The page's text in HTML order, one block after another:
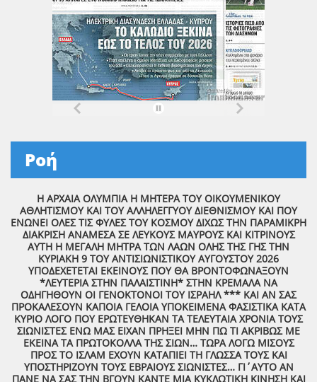
Ροή
Η ΑΡΧΑΙΑ ΟΛΥΜΠΙΑ Η ΜΗΤΕΡΑ ΤΟΥ ΟΙΚΟΥΜΕΝΙΚΟΥ
ΑΘΛΗΤΙΣΜΟΥ ΚΑΙ ΤΟΥ ΑΛΛΗΛΕΓΓΥΟΥ ΔΙΕΘΝΙΣΜΟΥ ΚΑΙ ΠΟΥ
ΕΝΩΝΕΙ ΟΛΕΣ ΤΙΣ ΦΥΛΕΣ ΤΟΥ ΚΟΣΜΟΥ ΔΙΧΩΣ ΤΗΝ ΠΑΡΑΜΙΚΡΗ
ΔΙΑΚΡΙΣΗ ΑΝΑΜΕΣΑ ΣΕ ΛΕΥΚΟΥΣ ΜΑΥΡΟΥΣ ΚΑΙ ΚΙΤΡΙΝΟΥΣ
ΑΥΤΗ Η ΜΕΓΑΛΗ ΜΗΤΡΑ ΤΩΝ ΛΑΩΝ ΟΛΗΣ ΤΗΣ ΓΗΣ ΤΗΝ
ΚΥΡΙΑΚΗ 9 ΤΟΥ ΑΝΤΙΣΙΩΝΙΣΤΙΚΟΥ ΑΥΓΟΥΣΤΟΥ 2026
ΥΠΟΔΕΧΕΤΕΤΑΙ ΕΚΕΙΝΟΥΣ ΠΟΥ ΘΑ ΒΡΟΝΤΟΦΩΝΑΞΟΥΝ
*ΛΕΥΤΕΡΙΑ ΣΤΗΝ ΠΑΛΑΙΣΤΙΝΗ* ΣΤΗΝ ΚΡΕΜΑΛΑ ΝΑ
ΟΔΗΓΗΘΟΥΝ ΟΙ ΓΕΝΟΚΤΟΝΟΙ ΤΟΥ ΙΣΡΑΗΛ *** ΚΑΙ ΑΝ ΣΑΣ
ΠΡΟΚΑΛΕΣΟΥΝ ΚΑΠΟΙΑ ΓΕΛΟΙΑ ΥΠΟΚΕΙΜΕΝΑ ΦΑΣΙΣΤΙΚΑ ΚΑΤΑ
ΚΥΡΙΟ ΛΟΓΟ ΠΟΥ ΕΡΩΤΕΥΘΗΚΑΝ ΤΑ ΤΕΛΕΥΤΑΙΑ ΧΡΟΝΙΑ ΤΟΥΣ
ΣΙΩΝΙΣΤΕΣ ΕΝΩ ΜΑΣ ΕΙΧΑΝ ΠΡΗΞΕΙ ΜΗΝ ΠΩ ΤΙ ΑΚΡΙΒΩΣ ΜΕ
ΕΚΕΙΝΑ ΤΑ ΠΡΩΤΟΚΟΛΛΑ ΤΗΣ ΣΙΩΝ… ΤΩΡΑ ΛΟΓΩ ΜΙΣΟΥΣ
ΠΡΟΣ ΤΟ ΙΣΛΑΜ ΕΧΟΥΝ ΚΑΤΑΠΙΕΙ ΤΗ ΓΛΩΣΣΑ ΤΟΥΣ ΚΑΙ
ΥΠΟΣΤΗΡΙΖΟΥΝ ΤΟΥΣ ΕΒΡΑΙΟΥΣ ΣΙΩΝΙΣΤΕΣ… ΓΙ΄ΑΥΤΟ ΑΝ
ΠΑΝΕ ΝΑ ΣΑΣ ΤΗΝ ΒΓΟΥΝ ΚΑΝΤΕ ΜΙΑ ΚΥΚΛΩΤΙΚΗ ΚΙΝΗΣΗ ΚΑΙ